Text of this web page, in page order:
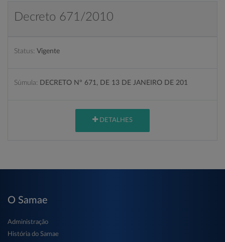
Decreto 671/2010
Status: Vigente
Súmula: DECRETO Nº 671, DE 13 DE JANEIRO DE 201
DETALHES
O Samae
Administração
História do Samae